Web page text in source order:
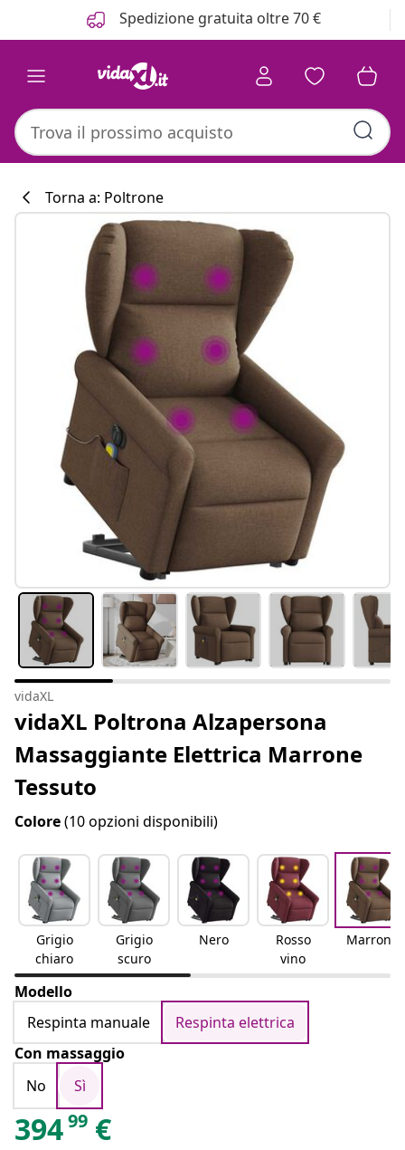
Spedizione gratuita oltre 70 €
Torna a: Poltrone
vidaXL
vidaXL Poltrona Alzapersona
Massaggiante Elettrica Marrone
Tessuto
Colore(10 opzioni disponibili)
Grigio
chiaro
Grigio
scuro
Nero
Rosso
vino
Marrone
Modello
Respinta manuale
Respinta elettrica
Con massaggio
No
Sì
39499 €